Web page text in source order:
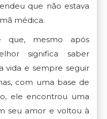
que não estava
médica.
que, mesmo após
significa saber
vida e sempre seguir
com uma base de
ele encontrou uma
seu amor e voltou à